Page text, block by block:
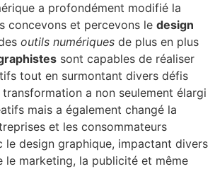
a profondément modifié la
concevons et percevons le design
outils numériques de plus en plus
sont capables de réaliser
tout en surmontant divers défis
a non seulement élargi
mais a également changé la
et les consommateurs
le design graphique, impactant divers
le marketing, la publicité et même